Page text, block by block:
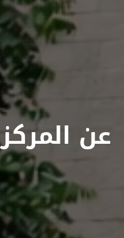
عن المركز